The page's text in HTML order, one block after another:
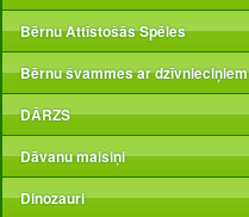
Bērnu Attīstošās Spēles
Bērnu švammes ar dzīvnieciņiem
DĀRZS
Dāvanu maisiņi
Dinozauri